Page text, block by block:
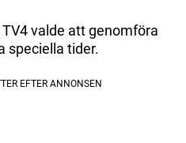
valde att genomföra
speciella tider.